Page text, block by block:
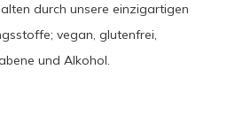
durch unsere einzigartigen
vegan, glutenfrei,
und Alkohol.